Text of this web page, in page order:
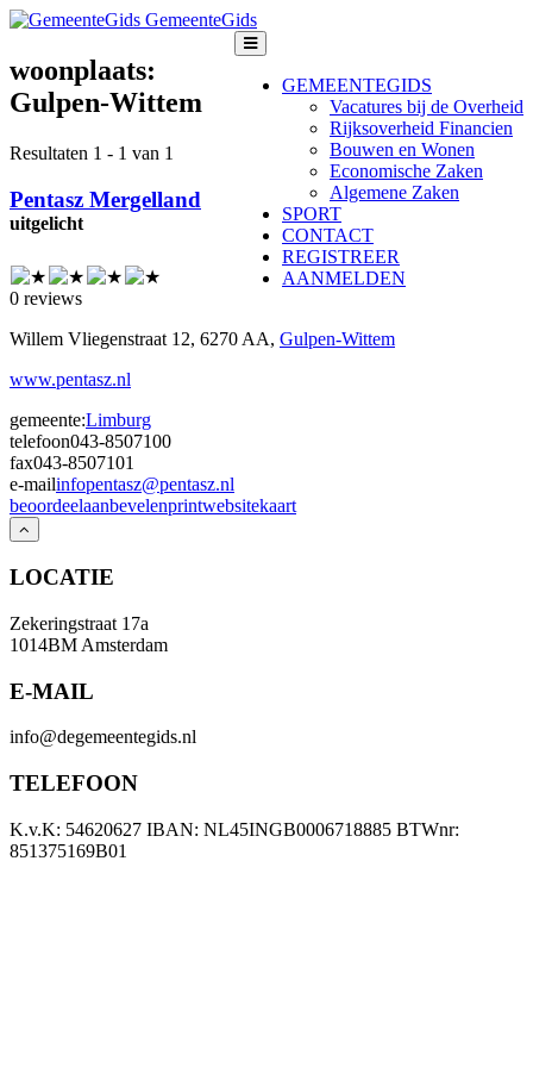
GemeenteGids
GEMEENTEGIDS
Vacatures bij de Overheid
Rijksoverheid Financien
Bouwen en Wonen
Economische Zaken
Algemene Zaken
SPORT
CONTACT
REGISTREER
AANMELDEN
woonplaats:
Gulpen-Wittem
Resultaten 1 - 1 van 1
Pentasz Mergelland
uitgelicht
0 reviews
Willem Vliegenstraat 12, 6270 AA, Gulpen-Wittem
www.pentasz.nl
gemeente:Limburg
telefoon043-8507100
fax043-8507101
e-mailinfopentasz@pentasz.nl
beoordeelaanbevelenprintwebsitekaart
LOCATIE
Zekeringstraat 17a
1014BM Amsterdam
E-MAIL
info@degemeentegids.nl
TELEFOON
K.v.K: 54620627 IBAN: NL45INGB0006718885 BTWnr:
851375169B01